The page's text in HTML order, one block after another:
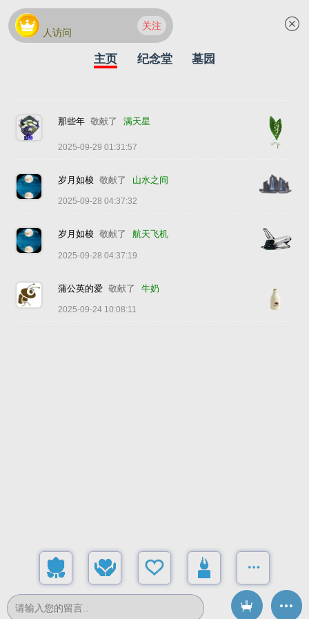
人访问
关注
主页 纪念堂 墓园
那些年 敬献了 满天星
2025-09-29 01:31:57
岁月如梭 敬献了 山水之间
2025-09-28 04:37:32
岁月如梭 敬献了 航天飞机
2025-09-28 04:37:19
蒲公英的爱 敬献了 牛奶
2025-09-24 10:08:11